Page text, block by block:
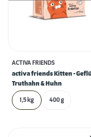
ACTIVA FRIENDS
activa friends Kitten -
Truthahn & Huhn
1,5 kg 400 g